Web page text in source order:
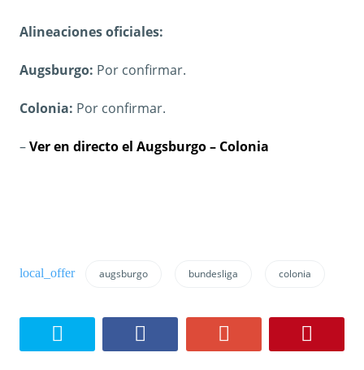
Alineaciones oficiales:
Augsburgo: Por confirmar.
Colonia: Por confirmar.
–Ver en directo el Augsburgo – Colonia
augsburgo bundesliga colonia